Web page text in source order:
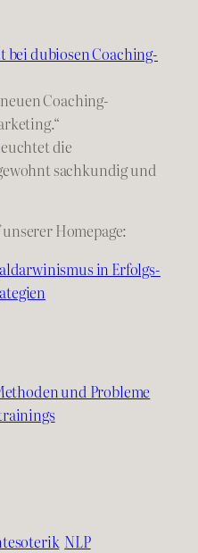
dubiosen Coaching-
Coaching-
die
sachkundig und
Homepage:
in Erfolgs-
und Probleme
NLP